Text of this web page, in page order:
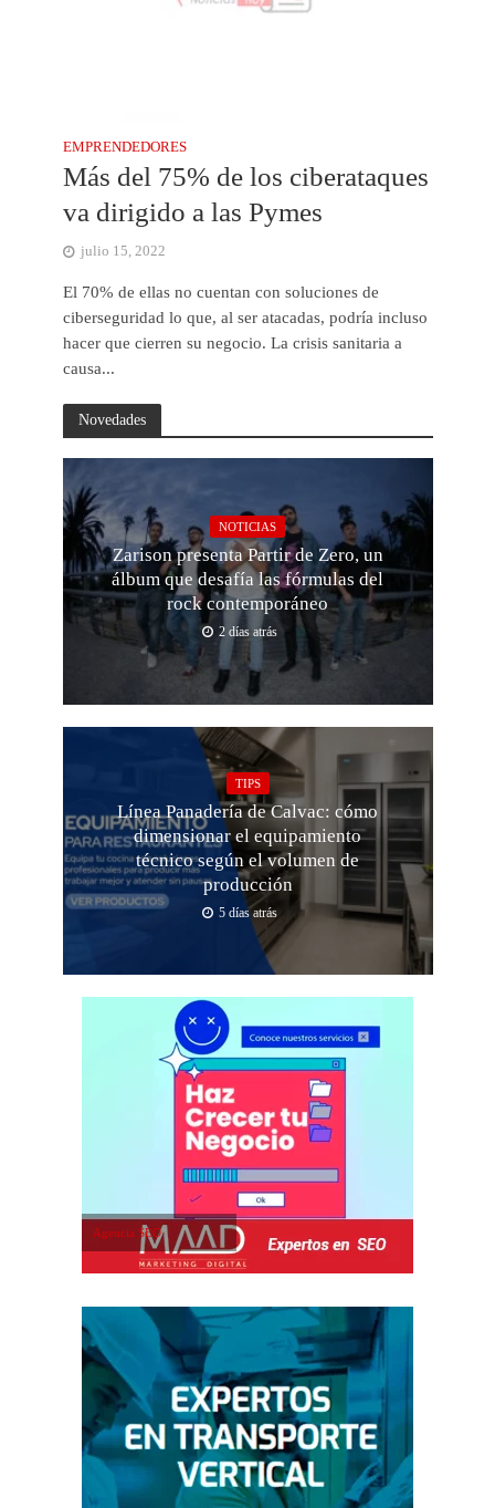
EMPRENDEDORES
Más del 75% de los ciberataques
va dirigido a las Pymes
julio 15, 2022
El 70% de ellas no cuentan con soluciones de
ciberseguridad lo que, al ser atacadas, podría incluso
hacer que cierren su negocio. La crisis sanitaria a
causa...
Novedades
NOTICIAS
Zarison presenta Partir de Zero, un
álbum que desafía las fórmulas del
rock contemporáneo
2 días atrás
TIPS
Línea Panadería de Calvac: cómo
dimensionar el equipamiento
técnico según el volumen de
producción
5 días atrás
Agencia SEO